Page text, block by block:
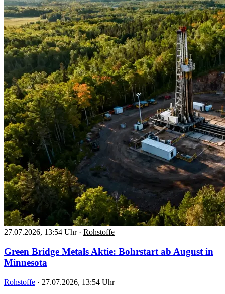
27.07.2026, 13:54 Uhr · Rohstoffe
Green Bridge Metals Aktie: Bohrstart ab August in
Minnesota
Rohstoffe · 27.07.2026, 13:54 Uhr